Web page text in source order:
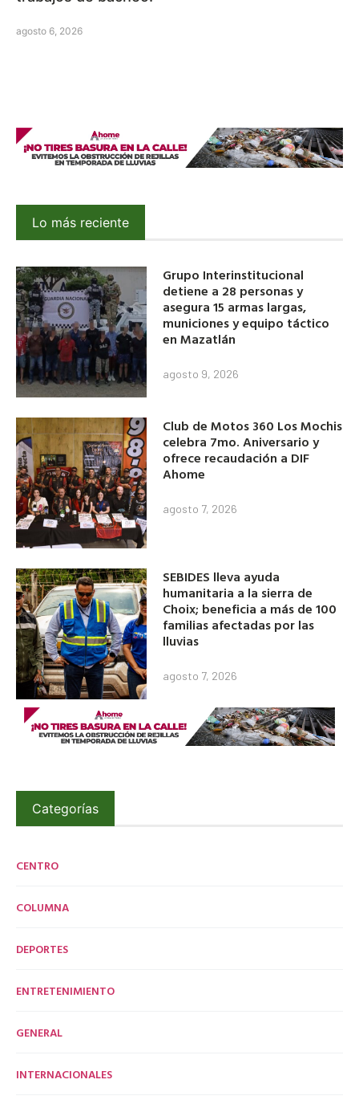
agosto 6, 2026
Lo más reciente
Grupo Interinstitucional
detiene a 28 personas y
asegura 15 armas largas,
municiones y equipo táctico
en Mazatlán
agosto 9, 2026
Club de Motos 360 Los Mochis
celebra 7mo. Aniversario y
ofrece recaudación a DIF
Ahome
agosto 7, 2026
SEBIDES lleva ayuda
humanitaria a la sierra de
Choix; beneficia a más de 100
familias afectadas por las
lluvias
agosto 7, 2026
Categorías
CENTRO
COLUMNA
DEPORTES
ENTRETENIMIENTO
GENERAL
INTERNACIONALES